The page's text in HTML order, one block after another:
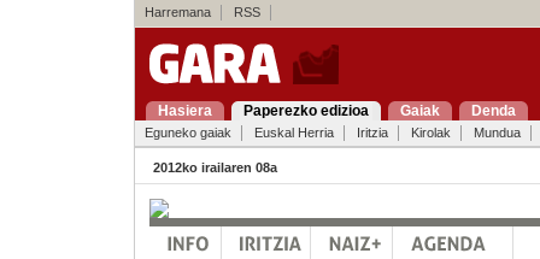
Harremana RSS
Hasiera Paperezko edizioa Gaiak Denda
Eguneko gaiak Euskal Herria Iritzia Kirolak Mundua
2012ko irailaren 08a